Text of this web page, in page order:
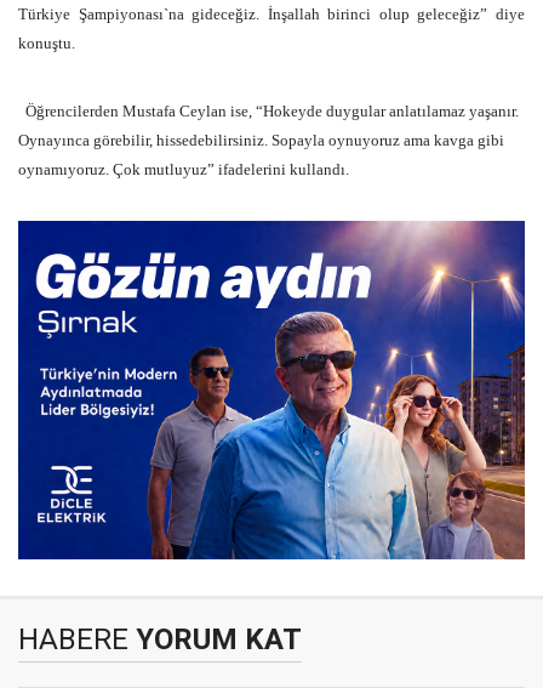
Türkiye Şampiyonası`na gideceğiz. İnşallah birinci olup geleceğiz” diye
konuştu.
Öğrencilerden Mustafa Ceylan ise, “Hokeyde duygular anlatılamaz yaşanır.
Oynayınca görebilir, hissedebilirsiniz. Sopayla oynuyoruz ama kavga gibi
oynamıyoruz. Çok mutluyuz” ifadelerini kullandı.
HABERE YORUM KAT